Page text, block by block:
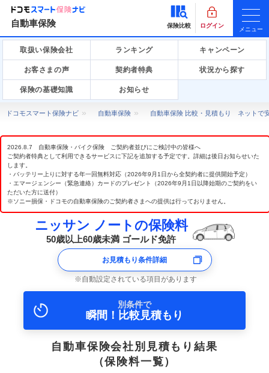
自動車保険 保険比較 ログイン
メニュー
取扱い保険会社 ランキング キャンペーン
お客さまの声 契約者特典 状況から探す
保険の基礎知識 お知らせ
ドコモスマート保険ナビ 自動車保険 自動車保険 比較・見積もり ネットで
2026.8.7 自動車保険・バイク保険 ご契約者並びにご検討中の皆様へ
ご契約者特典として利用できるサービスに下記を追加する予定です。詳細は後日お知らせいた
します。
・バッテリー上りに対する年一回無料対応（2026年9月1日から全契約者に提供開始予定）
・エマージェンシー（緊急連絡）カードのプレゼント（2026年9月1日以降始期のご契約をい
ただいた方に送付）
※ソニー損保・ドコモの自動車保険のご契約者さまへの提供は行っておりません。
ニッサン ノートの保険料
50歳以上60歳未満 ゴールド免許
お見積もり条件詳細
自動設定されている項目があります
別条件で
瞬間！比較見積もり
自動車保険会社別見積もり結果
（保険料一覧）